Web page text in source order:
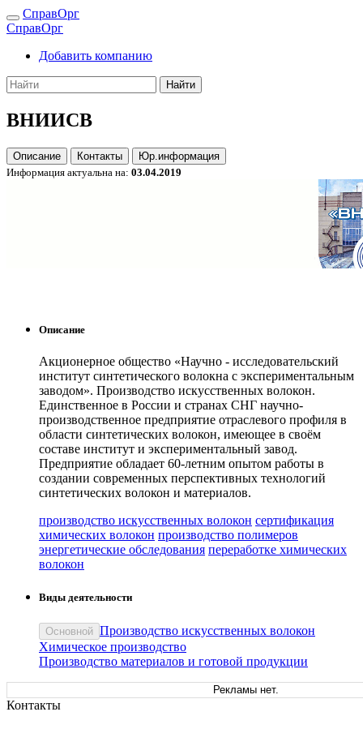
СправОрг
СправОрг
Добавить компанию
Найти
ВНИИСВ
Описание Контакты
Юр.информация
Информация актуальна на: 03.04.2019
Описание
Акционерное общество «Научно - исследовательский
институт синтетического волокна с экспериментальным
заводом». Производство искусственных волокон.
Единственное в России и странах СНГ научно-
производственное предприятие отраслевого профиля в
области синтетических волокон, имеющее в своём
составе институт и экспериментальный завод.
Предприятие обладает 60-летним опытом работы в
создании современных перспективных технологий
синтетических волокон и материалов.
производство искусственных волокон сертификация
химических волокон производство полимеров
энергетические обследования переработке химических
волокон
Виды деятельности
Основной Производство искусственных волокон
Химическое производство
Производство материалов и готовой продукции
Рекламы нет.
Контакты